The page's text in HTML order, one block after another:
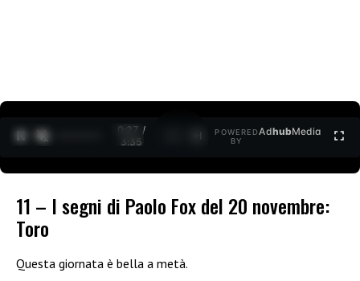
0:27 /
3:35
POWERED
BY
AdhubMedia
11 – I segni di Paolo Fox del 20 novembre:
Toro
Questa giornata è bella a metà.